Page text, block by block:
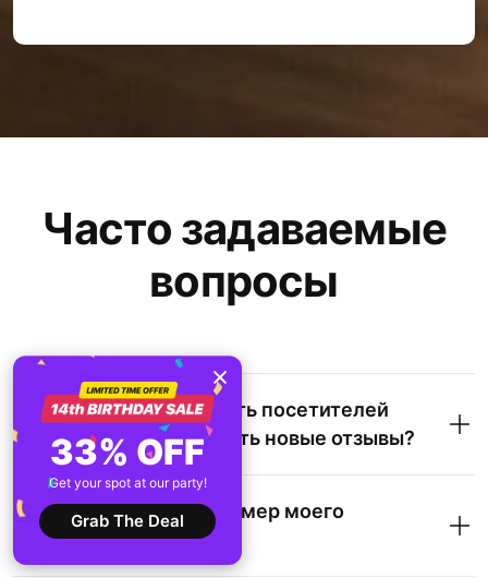
Часто задаваемые
вопросы
Как я могу мотивировать посетителей
моего сайта публиковать новые отзывы?
Могу ли я изменить размер моего
виджета?
33% OFF
Get your spot at our party!
Grab The Deal